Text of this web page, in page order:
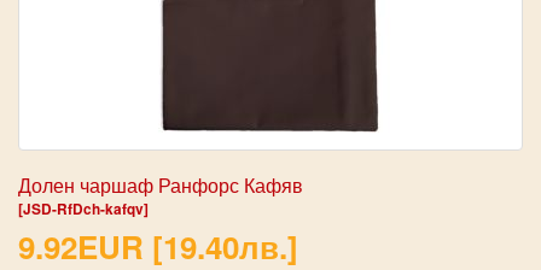
Долен чаршаф Ранфорс Кафяв
[JSD-RfDch-kafqv]
9.92EUR [19.40лв.]